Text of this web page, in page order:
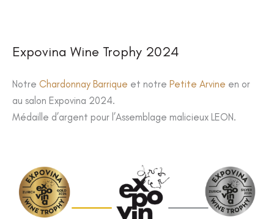
Expovina Wine Trophy 2024
Notre Chardonnay Barrique et notre Petite Arvine en or
au salon Expovina 2024.
Médaille d’argent pour l’Assemblage malicieux LEON.